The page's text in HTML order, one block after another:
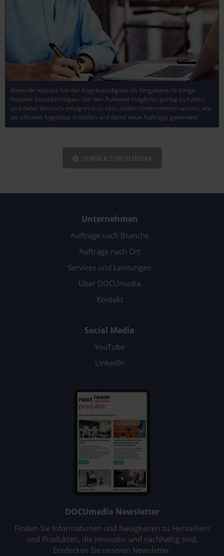
Bietende müssen bei der Angebotsabgabe im Vergaberecht einige
Aspekte berücksichtigen. Um den Aufwand möglichst gering zu halten
und dabei dennoch erfolgreich zu sein, sollten Unternehmen wissen, wie
sie effizient Angebote erstellen und damit neue Aufträge gewinnen!
ZURÜCK ZUM GLOSSAR
Unternehmen
Aufträge nach Branche
Aufträge nach Ort
Services und Leistungen
Über DOCUmedia
Kontakt
Social Media
YouTube
LinkedIn
DOCUmedia Newsletter
Finden Sie Informationen und Neuigkeiten zu Herstellern
und Produkten, die innovativ und nachhaltig sind.
Entdecken Sie unseren Newsletter.